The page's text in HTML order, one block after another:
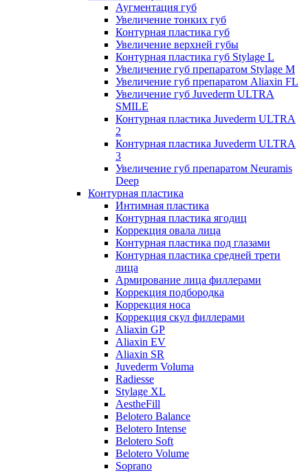
Аугментация губ
Увеличение тонких губ
Контурная пластика губ
Увеличение верхней губы
Контурная пластика губ Stylage L
Увеличение губ препаратом Stylage M
Увеличение губ препаратом Aliaxin FL
Увеличение губ Juvederm ULTRA
SMILE
Контурная пластика Juvederm ULTRA
2
Контурная пластика Juvederm ULTRA
3
Увеличение губ препаратом Neuramis
Deep
Контурная пластика
Интимная пластика
Контурная пластика ягодиц
Коррекция овала лица
Контурная пластика под глазами
Контурная пластика средней трети
лица
Армирование лица филлерами
Коррекция подбородка
Коррекция носа
Коррекция скул филлерами
Aliaxin GP
Aliaxin EV
Aliaxin SR
Juvederm Voluma
Radiesse
Stylage XL
AestheFill
Belotero Balance
Belotero Intense
Belotero Soft
Belotero Volume
Soprano